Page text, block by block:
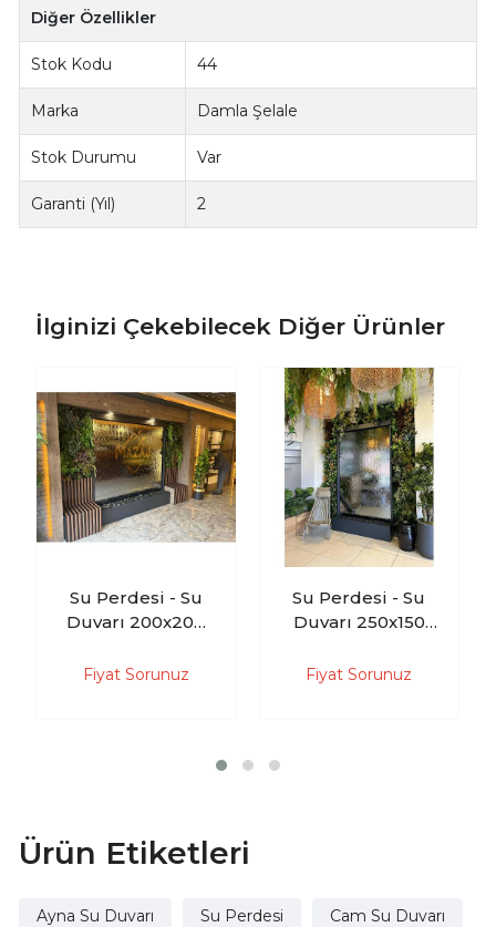
Diğer Özellikler
Stok Kodu 44
Marka Damla Şelale
Stok Durumu Var
Garanti (Yıl) 2
İlginizi Çekebilecek Diğer Ürünler
Su Perdesi - Su
Duvarı 200x200
Fiyat Sorunuz
Su Perdesi - Su
Duvarı 250x150
Fiyat Sorunuz
Ürün Etiketleri
Ayna Su Duvarı Su Perdesi Cam Su Duvarı